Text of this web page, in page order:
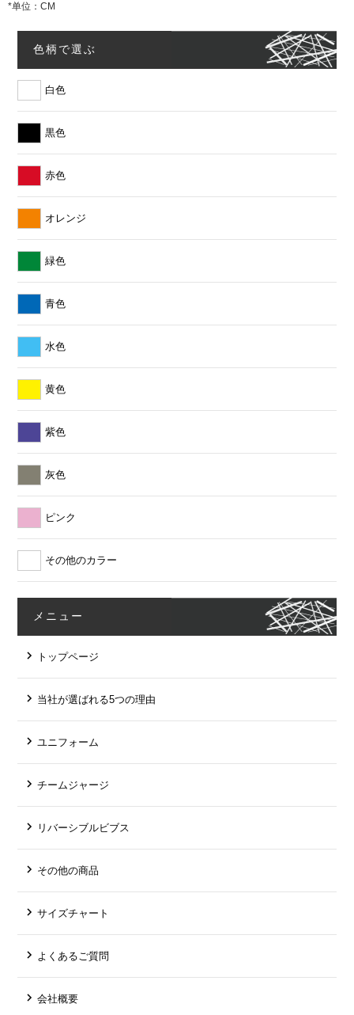
*单位：CM
色柄で選ぶ
白色
黒色
赤色
オレンジ
緑色
青色
水色
黄色
紫色
灰色
ピンク
その他のカラー
メニュー
トップページ
当社が選ばれる5つの理由
ユニフォーム
チームジャージ
リバーシブルビブス
その他の商品
サイズチャート
よくあるご質問
会社概要